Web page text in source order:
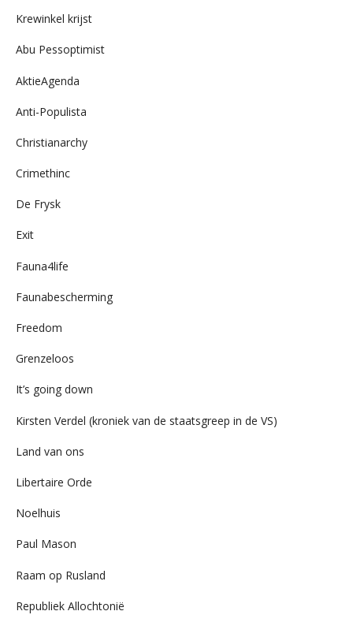
Krewinkel krijst
Abu Pessoptimist
AktieAgenda
Anti-Populista
Christianarchy
Crimethinc
De Frysk
Exit
Fauna4life
Faunabescherming
Freedom
Grenzeloos
It’s going down
Kirsten Verdel (kroniek van de staatsgreep in de VS)
Land van ons
Libertaire Orde
Noelhuis
Paul Mason
Raam op Rusland
Republiek Allochtonië